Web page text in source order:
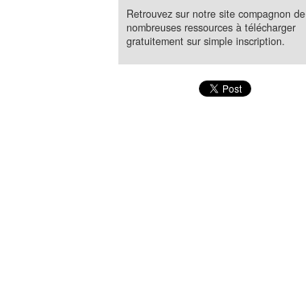
Retrouvez sur notre site compagnon de
nombreuses ressources à télécharger
gratuitement sur simple inscription.